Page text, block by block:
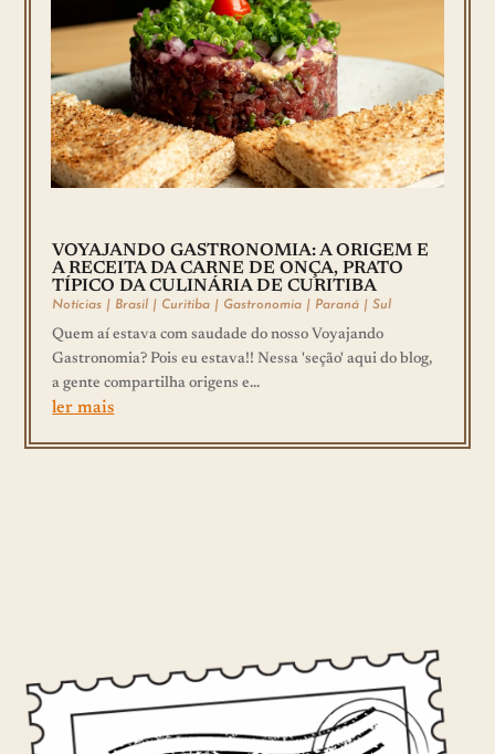
VOYAJANDO GASTRONOMIA: A ORIGEM E
A RECEITA DA CARNE DE ONÇA, PRATO
TÍPICO DA CULINÁRIA DE CURITIBA
Notícias | Brasil | Curitiba | Gastronomia | Paraná |Sul
Quem aí estava com saudade do nosso Voyajando
Gastronomia? Pois eu estava!! Nessa 'seção' aqui do blog,
a gente compartilha origens e...
ler mais